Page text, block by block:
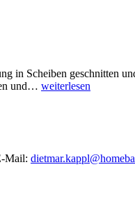
in Scheiben geschnitten
und… weiterlesen
Mail: